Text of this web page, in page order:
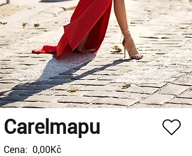
Carelmapu
Cena: 0,00Kč